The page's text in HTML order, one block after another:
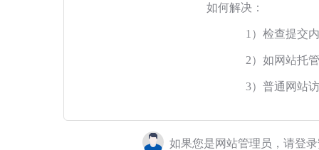
如何解决：
1）检查提交
2）如网站托
3）普通网站
如果您是网站管理员，请登